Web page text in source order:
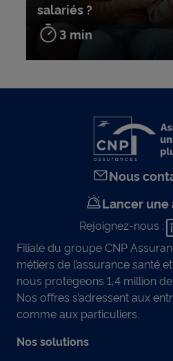
salariés ?
3 min
Nous
Lancer
Rejoignez-nous :
Filiale du groupe CNP
métiers de l’assurance santé
nous protégeons 1,4 million
Nos offres s’adressent aux
comme aux particuliers.
Nos solutions